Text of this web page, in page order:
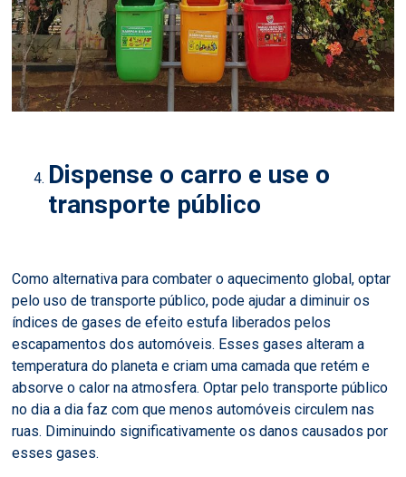
Dispense o carro e use o
transporte público
Como alternativa para combater o aquecimento global, optar
pelo uso de transporte público, pode ajudar a diminuir os
índices de gases de efeito estufa liberados pelos
escapamentos dos automóveis. Esses gases alteram a
temperatura do planeta e criam uma camada que retém e
absorve o calor na atmosfera. Optar pelo transporte público
no dia a dia faz com que menos automóveis circulem nas
ruas. Diminuindo significativamente os danos causados por
esses gases.